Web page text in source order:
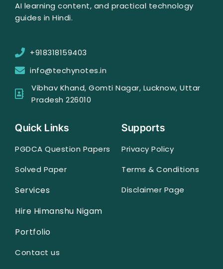
AI learning content, and practical technology
guides in Hindi.
+918318159403
info@techynotes.in
Vibhav Khand, Gomti Nagar, Lucknow, Uttar
Pradesh 226010
Quick Links
PGDCA Question Papers
Solved Paper
Services
Hire Himanshu Nigam
Portfolio
Contact us
Supports
Privacy Policy
Terms & Conditions
Disclaimer Page